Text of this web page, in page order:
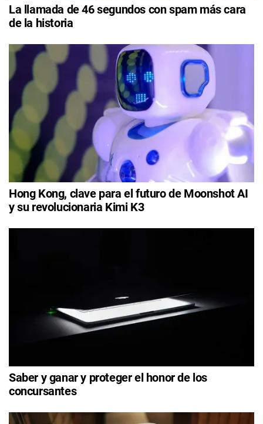
La llamada de 46 segundos con spam más cara
de la historia
Hong Kong, clave para el futuro de Moonshot AI
y su revolucionaria Kimi K3
Saber y ganar y proteger el honor de los
concursantes